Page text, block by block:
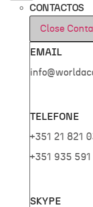
CONTACTOS
Close
EMAIL
TELEFONE
+351 21 821
+351 935 591
SKYPE